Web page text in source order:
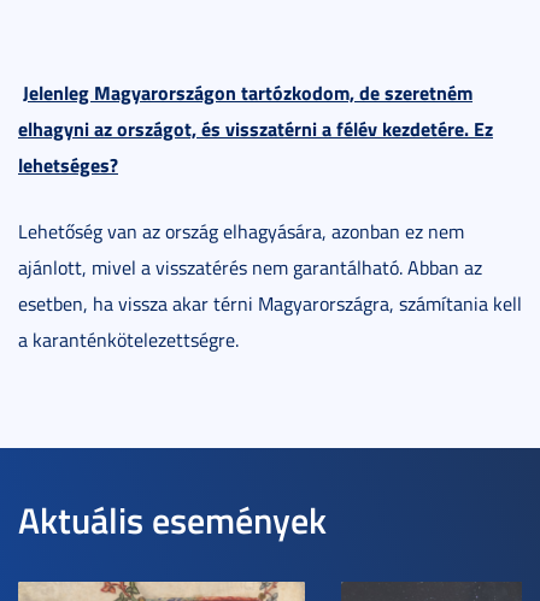
Jelenleg Magyarországon tartózkodom, de szeretném
elhagyni az országot, és visszatérni a félév kezdetére. Ez
lehetséges?
Lehetőség van az ország elhagyására, azonban ez nem
ajánlott, mivel a visszatérés nem garantálható. Abban az
esetben, ha vissza akar térni Magyarországra, számítania kell
a karanténkötelezettségre.
Aktuális események